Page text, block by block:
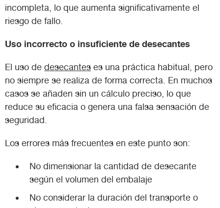
incompleta, lo que aumenta significativamente el
riesgo de fallo.
Uso incorrecto o insuficiente de desecantes
El uso de desecantes es una práctica habitual, pero
no siempre se realiza de forma correcta. En muchos
casos se añaden sin un cálculo preciso, lo que
reduce su eficacia o genera una falsa sensación de
seguridad.
Los errores más frecuentes en este punto son:
No dimensionar la cantidad de desecante
según el volumen del embalaje
No considerar la duración del transporte o